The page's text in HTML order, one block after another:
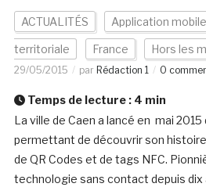
ACTUALITÉS Application mobile
territoriale France Hors les
29/05/2015 par Rédaction 1 0
Temps de lecture : 4 min
La ville de Caen a lancé en mai
permettant de découvrir son histoire
de QR Codes et de tags NFC.
technologie sans contact depuis dix